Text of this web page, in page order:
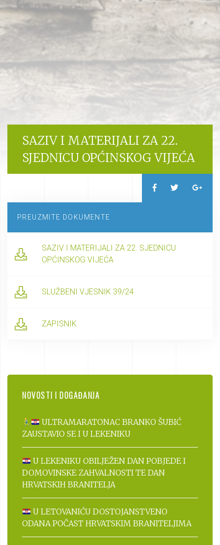
SAZIV I MATERIJALI ZA 22.
SJEDNICU OPĆINSKOG VIJEĆA
PREUZMITE DOKUMENTE
SAZIV I MATERIJALI ZA 22. SJEDNICU
OPĆINSKOG VIJEĆA
SLUŽBENI VJESNIK 39/24
ZAPISNIK
NOVOSTI I DOGAĐANJA
ULTRAMARATONAC BRANKO ŠUBIĆ
ZAUSTAVIO SE I U LEKENIKU
U LEKENIKU OBILJEŽEN DAN POBJEDE I
DOMOVINSKE ZAHVALNOSTI TE DAN
HRVATSKIH BRANITELJA
U LETOVANIĆU DOSTOJANSTVENO
ODANA POČAST HRVATSKIM BRANITELJIMA